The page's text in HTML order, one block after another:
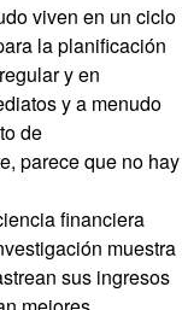
viven en un ciclo
la planificación
y en
y a menudo
de
parece que no hay
financiera
muestra
sus ingresos